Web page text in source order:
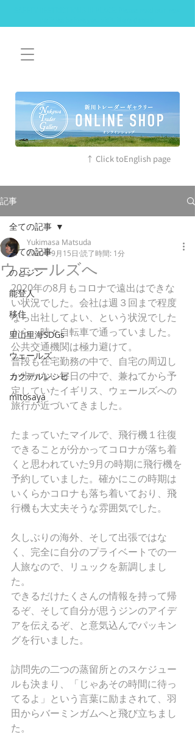
↑ Click toEnglish page
記事
全ての記事
のとジン
能登人
移住
里山里海SDGs
ウェールズ
カクテルレシピ
mitosaya
全ての記事
ウェールズへ
Yukimasa Matsuda
2020年9月15日 読了時間: 1分
2020年の8月もコロナで遠出はできな
い状況でした。会社は週３回まで程度
なら出社してよい、という状況でした
から、時々自転車で通っていました。
公共交通機関は極力避けて。
普段も在宅勤務の中で、自宅の周辺し
か歩かない毎日の中で、兼ねてから予
定していたイギリス、ウェールズへの
旅行が近づいてきました。
たまっていたマイルで、飛行機１往復
できることが分かってコロナが落ち着
くと思われていた9月の時期に飛行機を
予約していました。確かにこの時期は
いくらかコロナも落ち着いており、飛
行機も大丈夫そうな雰囲気でした。
久しぶりの海外、そして出張ではな
く、完全に自分のプライベートでの一
人旅なので、リュックを新調しまし
た。
できるだけたくさんの情報を持って帰
るぞ、そして自分が思うジンのアイデ
アを伝えるぞ、と意気込んでパッキン
グを行いました。
訪問先の二つの蒸留所とのスケジュー
ルも決まり、「じゃあその時間に待っ
てるよ」という言葉に励まされて、羽
田からバーミンガムへと飛び立ちまし
た。